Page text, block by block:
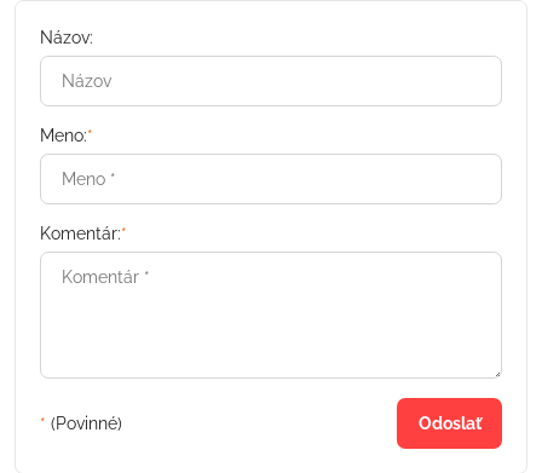
Názov:
Meno:*
Komentár:*
* (Povinné) Odoslať